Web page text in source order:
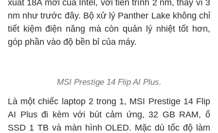
xuất 18A mới của Intel, với tiến trình 2 nm, thay vì 3
nm như trước đây. Bộ xử lý Panther Lake không chỉ
tiết kiệm điện năng mà còn quản lý nhiệt tốt hơn,
góp phần vào độ bền bỉ của máy.
MSI Prestige 14 Flip AI Plus.
Là một chiếc laptop 2 trong 1, MSI Prestige 14 Flip
AI Plus đi kèm với bút cảm ứng, 32 GB RAM, ổ
SSD 1 TB và màn hình OLED. Mặc dù tốc độ làm